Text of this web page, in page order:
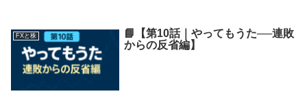
FXと株
📘【第10話｜やってもうた──連敗
からの反省編】